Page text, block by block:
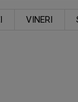
VINERI